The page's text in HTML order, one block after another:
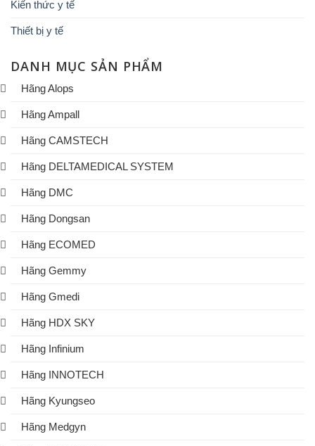
Kiến thức y tế
Thiết bị y tế
DANH MỤC SẢN PHẨM
Hãng Alops
Hãng Ampall
Hãng CAMSTECH
Hãng DELTAMEDICAL SYSTEM
Hãng DMC
Hãng Dongsan
Hãng ECOMED
Hãng Gemmy
Hãng Gmedi
Hãng HDX SKY
Hãng Infinium
Hãng INNOTECH
Hãng Kyungseo
Hãng Medgyn